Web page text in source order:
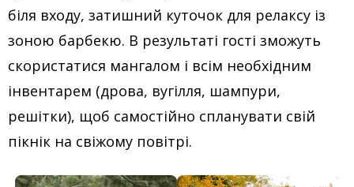
біля входу, затишний куточок для релаксу із
зоною барбекю. В результаті гості зможуть
скористатися мангалом і всім необхідним
інвентарем (дрова, вугілля, шампури,
решітки), щоб самостійно спланувати свій
пікнік на свіжому повітрі.